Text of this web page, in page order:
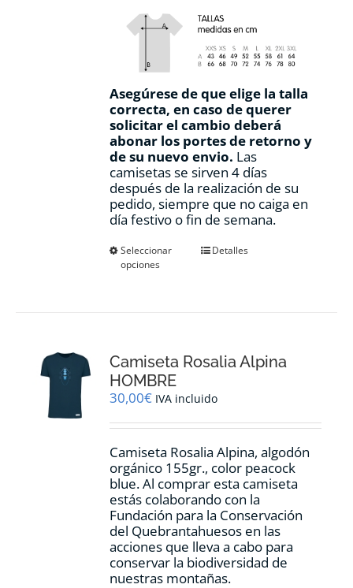
Asegúrese de que elige la talla
correcta, en caso de querer
solicitar el cambio deberá
abonar los portes de retorno y
de su nuevo envio. Las
camisetas se sirven 4 días
después de la realización de su
pedido, siempre que no caiga en
día festivo o fin de semana.
Seleccionar
opciones
Este
se
elegir
en
la
de
producto
Detalles
Camiseta Rosalia Alpina
HOMBRE
30,00€ IVA incluido
Camiseta Rosalia Alpina, algodón
orgánico 155gr., color peacock
blue. Al comprar esta camiseta
estás colaborando con la
Fundación para la Conservación
del Quebrantahuesos en las
acciones que lleva a cabo para
conservar la biodiversidad de
nuestras montañas.